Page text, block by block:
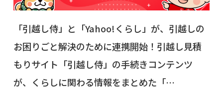
「引越し侍」と「Yahoo!くらし」が、引越しの
お困りごと解決のために連携開始！引越し見積
もりサイト「引越し侍」の手続きコンテンツ
が、くらしに関わる情報をまとめた「…